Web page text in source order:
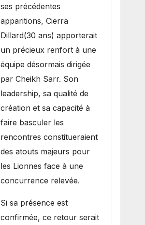
ses précédentes
apparitions, Cierra
Dillard(30 ans) apporterait
un précieux renfort à une
équipe désormais dirigée
par Cheikh Sarr. Son
leadership, sa qualité de
création et sa capacité à
faire basculer les
rencontres constitueraient
des atouts majeurs pour
les Lionnes face à une
concurrence relevée.
Si sa présence est
confirmée, ce retour serait